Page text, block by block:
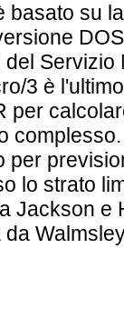
basato su
3 è
per
per
lo strato
Jackson e